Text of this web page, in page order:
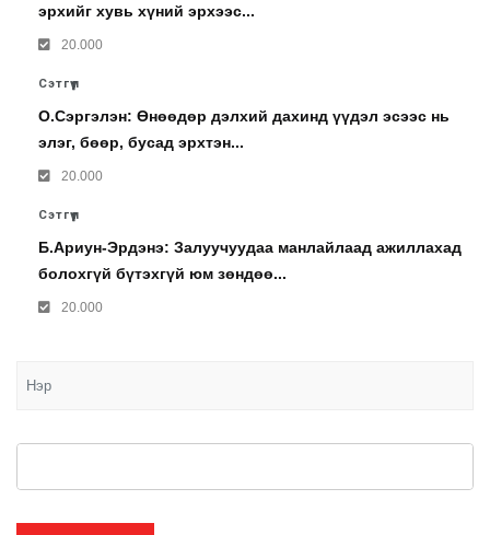
эрхийг хувь хүний эрхээс...
20.000
Сэтгүүл
О.Сэргэлэн: Өнөөдөр дэлхий дахинд үүдэл эсээс нь
элэг, бөөр, бусад эрхтэн...
20.000
Сэтгүүл
Б.Ариун-Эрдэнэ: Залуучуудаа манлайлаад ажиллахад
болохгүй бүтэхгүй юм зөндөө...
20.000